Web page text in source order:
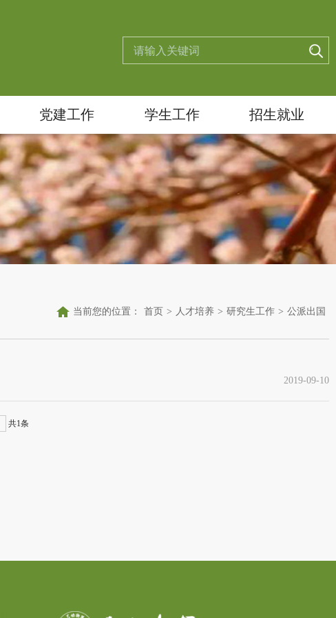
党建工作 学生工作 招生就业
当前您的位置： 首页 > 人才培养 > 研究生工作 > 公派出国
2019-09-10
共1条